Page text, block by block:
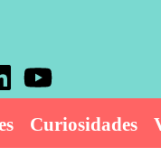
Curiosidades